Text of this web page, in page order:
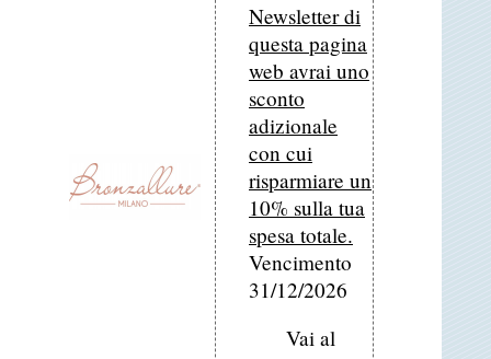
Newsletter di
questa pagina
web avrai uno
sconto
adizionale
con cui
risparmiare un
10% sulla tua
spesa totale.
Vencimento
31/12/2026
Vai al